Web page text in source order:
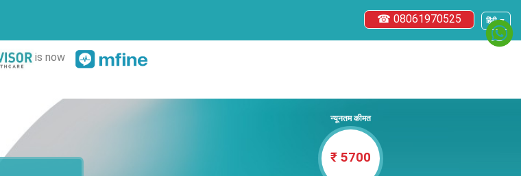
हिंदी ▼
☎ 08061970525
is now
न्यूनतम कीमत
₹ 5700